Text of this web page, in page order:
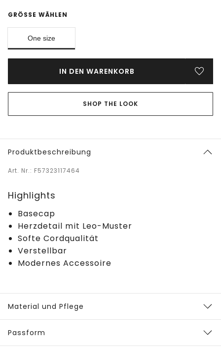
GRÖSSE WÄHLEN
One size
IN DEN WARENKORB
SHOP THE LOOK
Produktbeschreibung
Art. Nr.: F57323117464
Highlights
Basecap
Herzdetail mit Leo-Muster
Softe Cordqualität
Verstellbar
Modernes Accessoire
Material und Pflege
Passform